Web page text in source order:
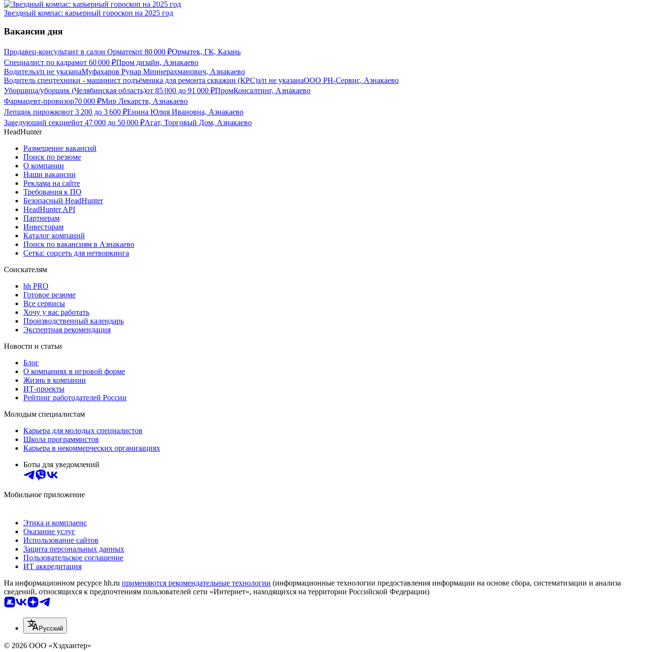
Звездный компас: карьерный гороскоп на 2025 год
Вакансии дня
Продавец-консультант в салон Орматекот 80 000 ₽Орматек, ГК, Казань
Специалист по кадрамот 60 000 ₽Пром дизайн, Азнакаево
Водительз/п не указанаМуфахаров Рунар Миннерахманович, Азнакаево
Водитель спецтехники - машинист подъёмника для ремонта скважин (КРС)з/п не указанаООО РН-Сервис, Азнакаево
Уборщица/уборщик (Челябинская область)от 85 000 до 91 000 ₽ПромКонсалтинг, Азнакаево
Фармацевт-провизор70 000 ₽Мир Лекарств, Азнакаево
Лепщик пирожковот 3 200 до 3 600 ₽Енина Юлия Ивановна, Азнакаево
Заведующий секциейот 47 000 до 50 000 ₽Агат, Торговый Дом, Азнакаево
HeadHunter
Размещение вакансий
Поиск по резюме
О компании
Наши вакансии
Реклама на сайте
Требования к ПО
Безопасный HeadHunter
HeadHunter API
Партнерам
Инвесторам
Каталог компаний
Поиск по вакансиям в Азнакаево
Сетка: соцсеть для нетворкинга
Соискателям
hh PRO
Готовое резюме
Все сервисы
Хочу у вас работать
Производственный календарь
Экспертная рекомендация
Новости и статьи
Блог
О компаниях в игровой форме
Жизнь в компании
ИТ-проекты
Рейтинг работодателей России
Молодым специалистам
Карьера для молодых специалистов
Школа программистов
Карьера в некоммерческих организациях
Боты для уведомлений
Мобильное приложение
Этика и комплаенс
Оказание услуг
Использование сайтов
Защита персональных данных
Пользовательское соглашение
ИТ аккредитация
На информационном ресурсе hh.ru применяются рекомендательные технологии (информационные технологии предоставления информации на основе сбора, систематизации и анализа
сведений, относящихся к предпочтениям пользователей сети «Интернет», находящихся на территории Российской Федерации)
Русский
© 2026 ООО «Хэдхантер»